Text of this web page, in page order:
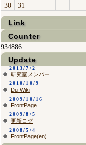
30
31
Link
Counter
934886
Update
2013/7/2
研究室メンバー
2010/10/9
Du-Wiki
2009/10/16
FrontPage
2009/8/5
更新ログ
2008/5/4
FrontPage(en)